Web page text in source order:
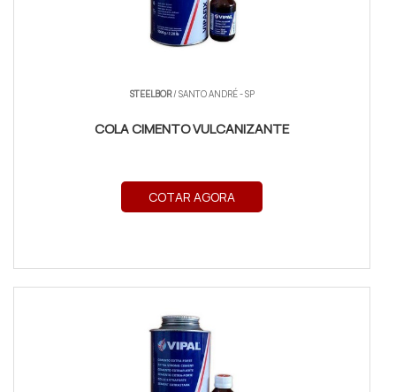
STEELBOR/ SANTO ANDRÉ - SP
COLA CIMENTO VULCANIZANTE
COTAR AGORA